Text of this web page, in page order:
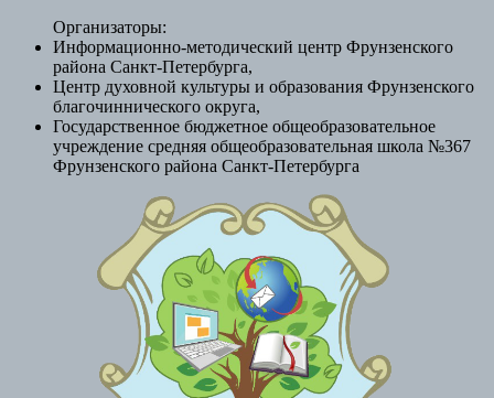
Организаторы:
Информационно-методический центр Фрунзенского
района Санкт-Петербурга,
Центр духовной культуры и образования Фрунзенского
благочиннического округа,
Государственное бюджетное общеобразовательное
учреждение средняя общеобразовательная школа №367
Фрунзенского района Санкт-Петербурга